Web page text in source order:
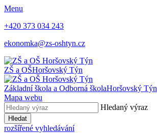
Menu
+420 373 034 243
ekonomka@zs-oshtyn.cz
ZŠ a OŠHoršovský Týn
Základní škola a Odborná školaHoršovský Týn
Mapa webu
Hledaný výraz
Hledat
rozšířené vyhledávání